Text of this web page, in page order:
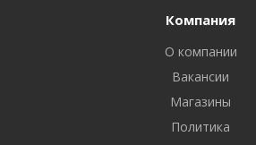
Компания
О компании
Вакансии
Магазины
Политика